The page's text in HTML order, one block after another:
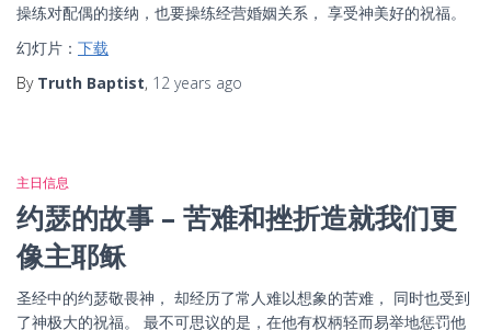
操练对配偶的接纳，也要操练经营婚姻关系， 享受神美好的祝福。
幻灯片： 下载
By Truth Baptist, 12 years ago
主日信息
约瑟的故事 – 苦难和挫折造就我们更
像主耶稣
圣经中的约瑟敬畏神， 却经历了常人难以想象的苦难， 同时也受到
了神极大的祝福。 最不可思议的是，在他有权柄轻而易举地惩罚他